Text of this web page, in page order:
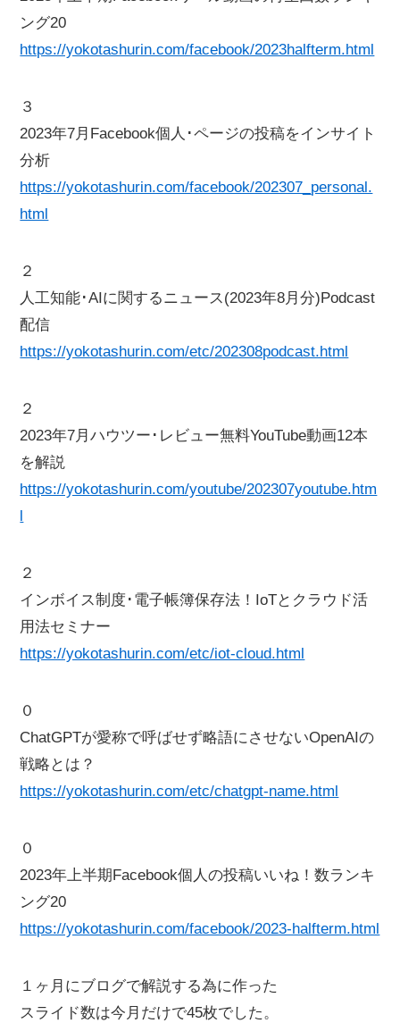
ング20
https://yokotashurin.com/facebook/2023halfterm.html
３
2023年7月Facebook個人･ページの投稿をインサイト
分析
https://yokotashurin.com/facebook/202307_personal.
html
２
人工知能･AIに関するニュース(2023年8月分)Podcast
配信
https://yokotashurin.com/etc/202308podcast.html
２
2023年7月ハウツー･レビュー無料YouTube動画12本
を解説
https://yokotashurin.com/youtube/202307youtube.htm
l
２
インボイス制度･電子帳簿保存法！IoTとクラウド活
用法セミナー
https://yokotashurin.com/etc/iot-cloud.html
０
ChatGPTが愛称で呼ばせず略語にさせないOpenAIの
戦略とは？
https://yokotashurin.com/etc/chatgpt-name.html
０
2023年上半期Facebook個人の投稿いいね！数ランキ
ング20
https://yokotashurin.com/facebook/2023-halfterm.html
１ヶ月にブログで解説する為に作った
スライド数は今月だけで45枚でした。